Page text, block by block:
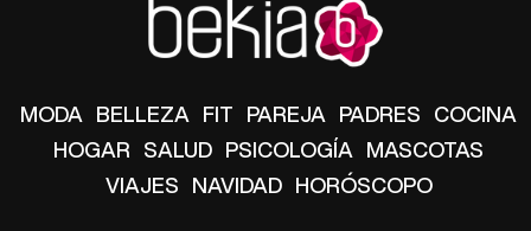
MODA BELLEZA FIT PAREJA PADRES COCINA
HOGAR SALUD PSICOLOGÍA MASCOTAS
VIAJES NAVIDAD HORÓSCOPO